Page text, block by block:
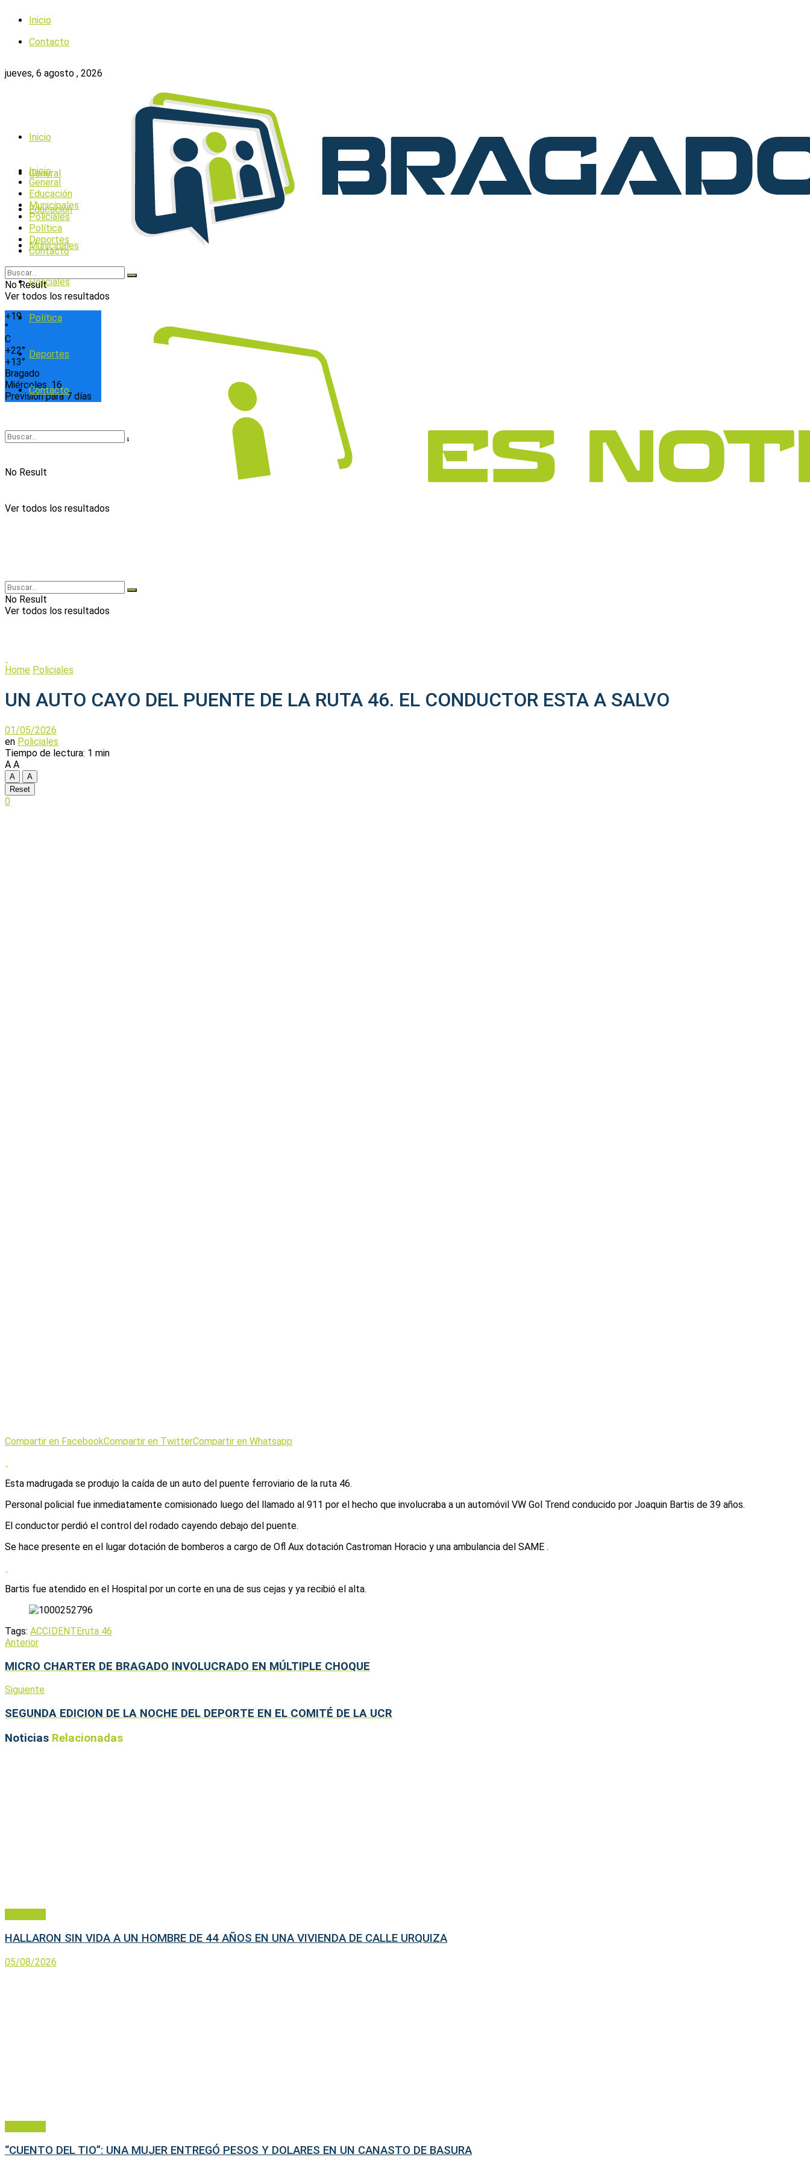
Inicio
Contacto
jueves, 6 agosto , 2026
+19
°
C
+22°
+13°
Bragado
Miércoles, 16
Previsión para 7 días
Inicio
General
Educación
Municipales
Policiales
Política
Deportes
Contacto
No Result
Ver todos los resultados
Inicio
General
Educación
Municipales
Policiales
Política
Deportes
Contacto
No Result
Ver todos los resultados
No Result
Ver todos los resultados
Home Policiales
UN AUTO CAYO DEL PUENTE DE LA RUTA 46. EL CONDUCTOR ESTA A SALVO
01/05/2026
en Policiales
Tiempo de lectura: 1 min
A A
A
A
Reset
0
Compartir en FacebookCompartir en TwitterCompartir en Whatsapp
Esta madrugada se produjo la caída de un auto del puente ferroviario de la ruta 46.
Personal policial fue inmediatamente comisionado luego del llamado al 911 por el hecho que involucraba a un automóvil VW Gol Trend conducido por Joaquin Bartis de 39 años.
El conductor perdió el control del rodado cayendo debajo del puente.
Se hace presente en el lugar dotación de bomberos a cargo de Ofl Aux dotación Castroman Horacio y una ambulancia del SAME .
Bartis fue atendido en el Hospital por un corte en una de sus cejas y ya recibió el alta.
Tags: ACCIDENTEruta 46
Anterior
MICRO CHARTER DE BRAGADO INVOLUCRADO EN MÚLTIPLE CHOQUE
Siguiente
SEGUNDA EDICION DE LA NOCHE DEL DEPORTE EN EL COMITÉ DE LA UCR
Noticias Relacionadas
HALLARON SIN VIDA A UN HOMBRE DE 44 AÑOS EN UNA VIVIENDA DE CALLE URQUIZA
05/08/2026
“CUENTO DEL TIO”: UNA MUJER ENTREGÓ PESOS Y DOLARES EN UN CANASTO DE BASURA